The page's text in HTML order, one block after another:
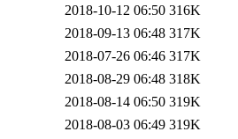
2018-10-12 06:50 316K
2018-09-13 06:48 317K
2018-07-26 06:46 317K
2018-08-29 06:48 318K
2018-08-14 06:50 319K
2018-08-03 06:49 319K